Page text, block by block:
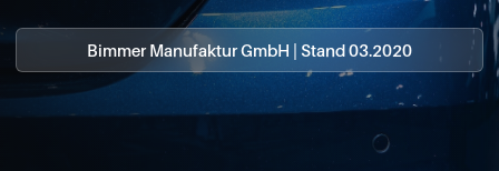
0049-861-900290
info@bimmer-manufaktur.de
Bimmer Manufaktur GmbH | Stand 03.2020